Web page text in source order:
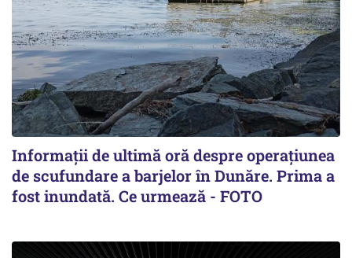
Informații de ultimă oră despre operațiunea
de scufundare a barjelor în Dunăre. Prima a
fost inundată. Ce urmează - FOTO